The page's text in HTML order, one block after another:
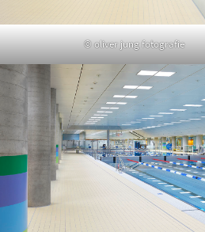
© oliver jung fotografie